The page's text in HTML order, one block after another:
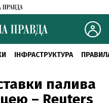
ІНФРАСТРУКТУРА
палива
– Reuters